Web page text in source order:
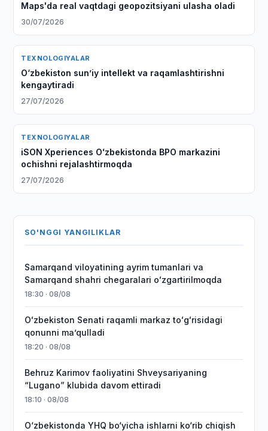
Maps'da real vaqtdagi geopozitsiyani ulasha oladi
30/07/2026
TEXNOLOGIYALAR
O‘zbekiston sunʼiy intellekt va raqamlashtirishni
kengaytiradi
27/07/2026
TEXNOLOGIYALAR
iSON Xperiences Oʻzbekistonda BPO markazini
ochishni rejalashtirmoqda
27/07/2026
SO'NGGI YANGILIKLAR
Samarqand viloyatining ayrim tumanlari va
Samarqand shahri chegaralari oʻzgartirilmoqda
18:30 · 08/08
Oʻzbekiston Senati raqamli markaz toʻgʻrisidagi
qonunni maʼqulladi
18:20 · 08/08
Behruz Karimov faoliyatini Shveysariyaning
“Lugano” klubida davom ettiradi
18:10 · 08/08
O‘zbekistonda YHQ bo‘yicha ishlarni ko‘rib chiqish